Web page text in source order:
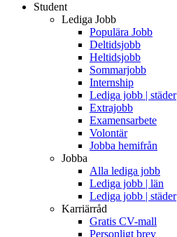
Student
Lediga Jobb
Populära Jobb
Deltidsjobb
Heltidsjobb
Sommarjobb
Internship
Lediga jobb | städer
Extrajobb
Examensarbete
Volontär
Jobba hemifrån
Jobba
Alla lediga jobb
Lediga jobb | län
Lediga jobb | städer
Karriärråd
Gratis CV-mall
Personligt brev